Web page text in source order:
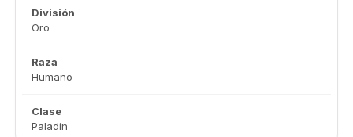
División
Oro
Raza
Humano
Clase
Paladin